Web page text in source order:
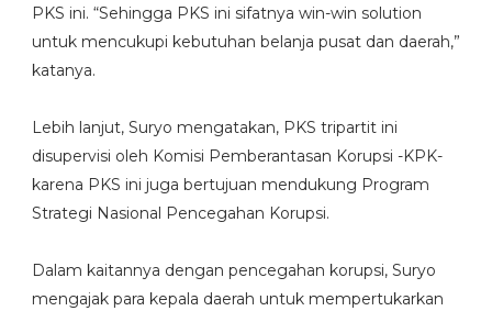
PKS ini. “Sehingga PKS ini sifatnya win-win solution
untuk mencukupi kebutuhan belanja pusat dan daerah,”
katanya.
Lebih lanjut, Suryo mengatakan, PKS tripartit ini
disupervisi oleh Komisi Pemberantasan Korupsi -KPK-
karena PKS ini juga bertujuan mendukung Program
Strategi Nasional Pencegahan Korupsi.
Dalam kaitannya dengan pencegahan korupsi, Suryo
mengajak para kepala daerah untuk mempertukarkan